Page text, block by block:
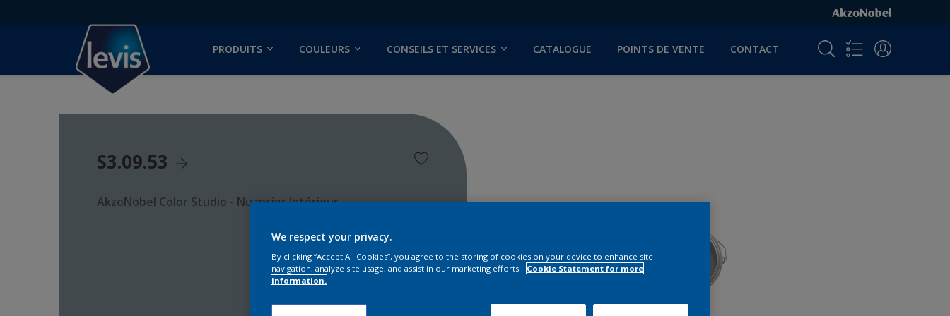
PRODUITS COULEURS CONSEILS ET SERVICES CATALOGUE POINTS DE VENTE CONTACT
S3.09.53
AkzoNobel Color Studio - Nuancier Intérieur
We respect your privacy.
By clicking “Accept All Cookies”, you agree to the storing of cookies on your device to enhance site
navigation, analyze site usage, and assist in our marketing efforts.
Cookie Statement for more
information.